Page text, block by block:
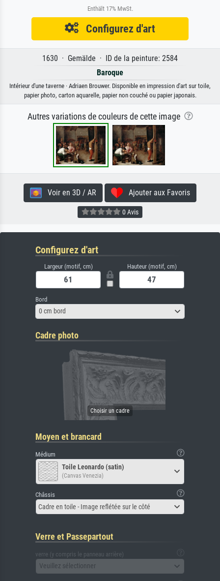
Enthält 17% MwSt.
Configurez d'art
1630 · Gemälde · ID de la peinture: 2584
Baroque
Intérieur d'une taverne · Adriaen Brouwer. Disponible en impression d'art sur toile,
papier photo, carton aquarelle, papier non couché ou papier japonais.
Autres variations de couleurs de cette image
Voir en 3D / AR Ajouter aux Favoris
0 Avis
Configurez d'art
Largeur (motif, cm) Hauteur (motif, cm)
Bord
0 cm bord
Cadre photo
Moyen et brancard
Médium
Toile Leonardo (satin)
(Canvas Venezia)
Châssis
Cadre en toile - Image reflétée sur le côté
Verre et Passepartout
verre (y compris le panneau arrière)
Veuillez sélectionner